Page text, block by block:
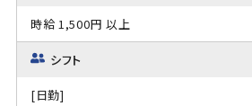
時給 1,500円 以上
シフト
[日勤]